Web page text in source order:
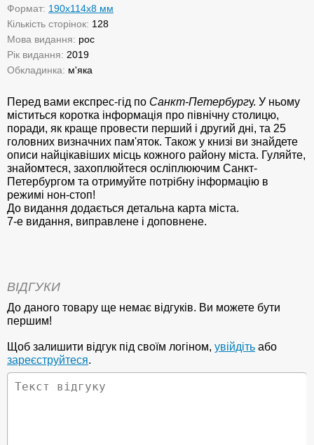
Формат: 190x114x8 мм
Кількість сторінок: 128
Мова видання: рос
Рік видання: 2019
Обкладинка: м'яка
Перед вами експрес-гід по Санкт-Петербургу. У ньому
міститься коротка інформація про північну столицю,
поради, як краще провести перший і другий дні, та 25
головних визначних пам'яток. Також у книзі ви знайдете
описи найцікавіших місць кожного району міста. Гуляйте,
знайомтеся, захоплюйтеся осліплюючим Санкт-
Петербургом та отримуйте потрібну інформацію в
режимі нон-стоп!
До видання додається детальна карта міста.
7-е видання, виправлене і доповнене.
ВІДГУКИ
До даного товару ще немає відгуків. Ви можете бути
першим!
Щоб залишити відгук під своїм логіном, увійдіть або
зареєструйтеся.